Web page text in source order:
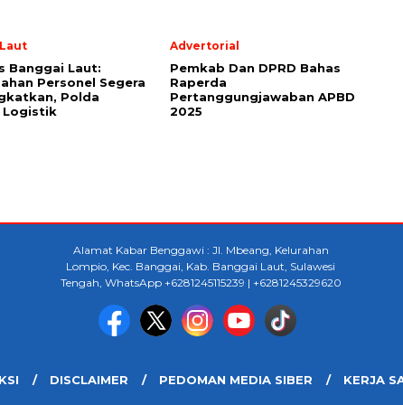
Banggai Laut:
Personel Segera
Polda
Logistik
Advertorial
Pemkab Dan DPRD Bahas
Raperda
Pertanggungjawaban APBD
2025
Alamat Kabar Benggawi : Jl. Mbeang, Kelurahan
Lompio, Kec. Banggai, Kab. Banggai Laut, Sulawesi
Tengah, WhatsApp +6281245115239 | +6281245329620
DISCLAIMER PEDOMAN MEDIA SIBER KERJA